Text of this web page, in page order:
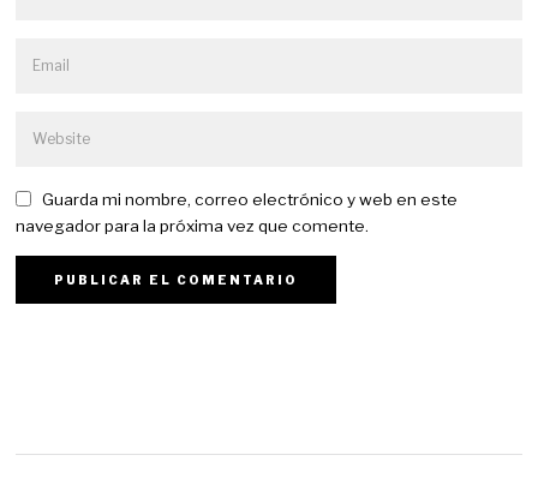
Guarda mi nombre, correo electrónico y web en este
navegador para la próxima vez que comente.